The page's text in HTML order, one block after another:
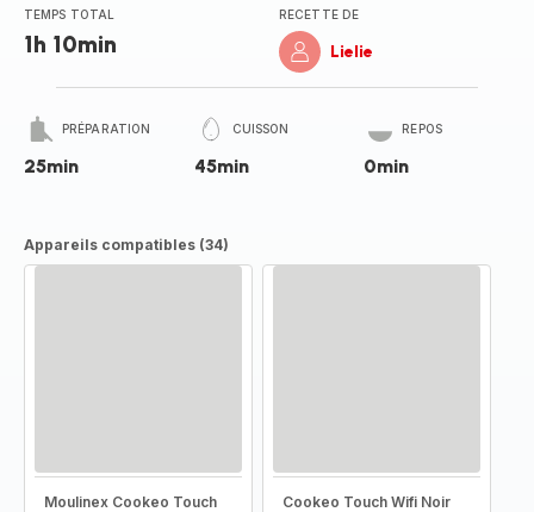
TEMPS TOTAL
1h 10min
RECETTE DE
Lielie
PRÉPARATION
25min
CUISSON
45min
REPOS
0min
Appareils compatibles (34)
Moulinex Cookeo Touch
Cookeo Touch Wifi Noir